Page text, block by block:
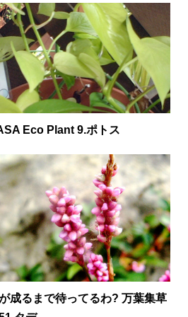
Eco Plant 9.ポトス
成るまで待ってるわ? 万葉集草